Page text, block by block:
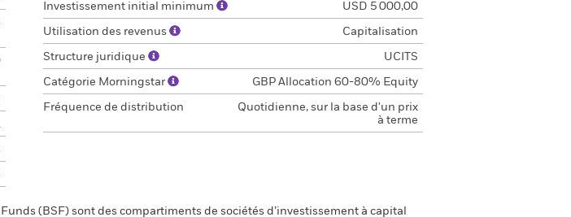
Investissement initial minimum USD 5 000,00
Utilisation des revenus Capitalisation
Structure juridique UCITS
Catégorie Morningstar GBP Allocation 60-80% Equity
Fréquence de distribution
Quotidienne, sur la base d'un prix
à terme
(BSF) sont des compartiments de sociétés d’investissement à capital